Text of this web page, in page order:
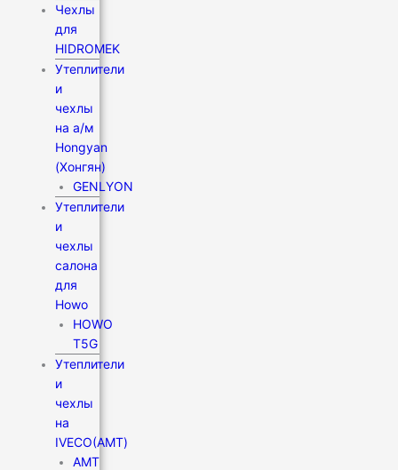
Чехлы
для
HIDROMEK
Утеплители
и
чехлы
на а/м
Hongyan
(Хонгян)
GENLYON
Утеплители
и
чехлы
салона
для
Howo
HOWO
T5G
Утеплители
и
чехлы
на
IVECO(АМТ)
АМТ